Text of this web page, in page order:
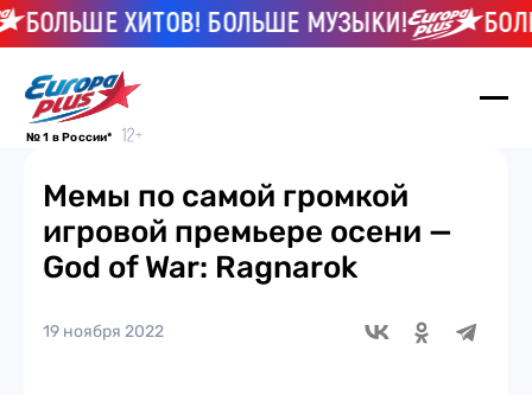
ХИТОВ! БОЛЬШЕ МУЗЫКИ!
№ 1 в России*
Мемы по самой громкой
игровой премьере осени —
God of War: Ragnarok
19 ноября 2022